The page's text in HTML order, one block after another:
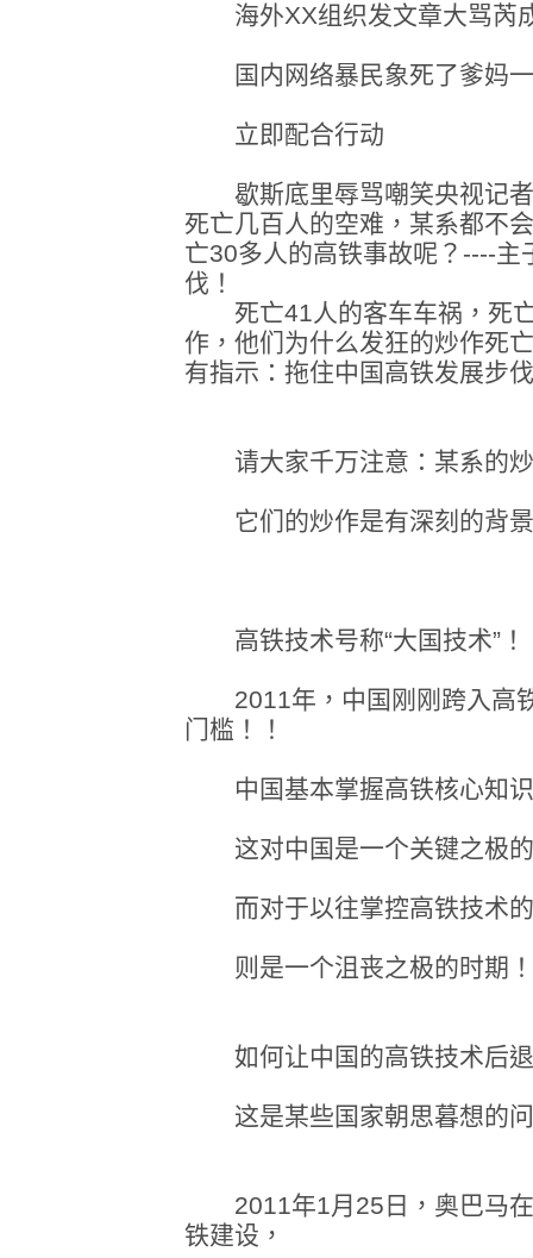
海外XX组织发文章大骂芮
国内网络暴民象死了爹妈一
立即配合行动
歇斯底里辱骂嘲笑央视记者
死亡几百人的空难，某系都不
亡30多人的高铁事故呢？----
伐！
死亡41人的客车车祸，死亡
作，他们为什么发狂的炒作死
有指示：拖住中国高铁发展步
请大家千万注意：某系的炒
它们的炒作是有深刻的背
高铁技术号称“大国技术”！
2011年，中国刚刚跨入高
门槛！！
中国基本掌握高铁核心知
这对中国是一个关键之极的
而对于以往掌控高铁技术的
则是一个沮丧之极的时期
如何让中国的高铁技术后退
这是某些国家朝思暮想的
2011年1月25日，奥巴马在
铁建设，